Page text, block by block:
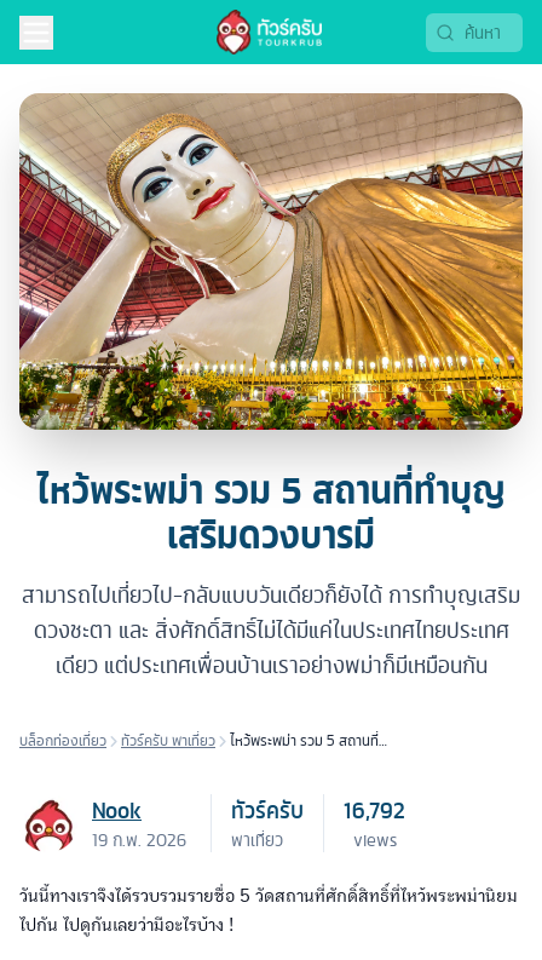
ไหว้พระพม่า รวม 5 สถานที่ทำบุญ
เสริมดวงบารมี
สามารถไปเที่ยวไป-กลับแบบวันเดียวก็ยังได้ การทำบุญเสริม
ดวงชะตา และ สิ่งศักดิ์สิทธิ์ไม่ได้มีแค่ในประเทศไทยประเทศ
เดียว แต่ประเทศเพื่อนบ้านเราอย่างพม่าก็มีเหมือนกัน
บล็อกท่องเที่ยว ทัวร์ครับ พาเที่ยว
ไหว้พระพม่า รวม 5 สถานที่
Nook
19 ก.พ. 2026
ทัวร์ครับ
พาเที่ยว
16,792
views
วันนี้ทางเราจึงได้รวบรวมรายชื่อ 5 วัดสถานที่ศักดิ์สิทธิ์ที่ไหว้พระพม่านิยม
ไปกัน ไปดูกันเลยว่ามีอะไรบ้าง !